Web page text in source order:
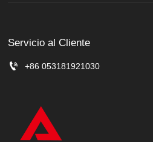
Servicio al Cliente

+86 053181921030